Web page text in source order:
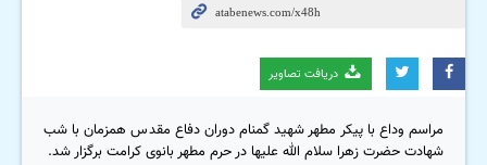
دریافت تصاویر
مراسم وداع با پیکر مطهر شهید گمنام دوران دفاع مقدس همزمان با شب
شهادت حضرت زهرا سلام الله علیها در حرم مطهر بانوی کرامت برگزار شد.